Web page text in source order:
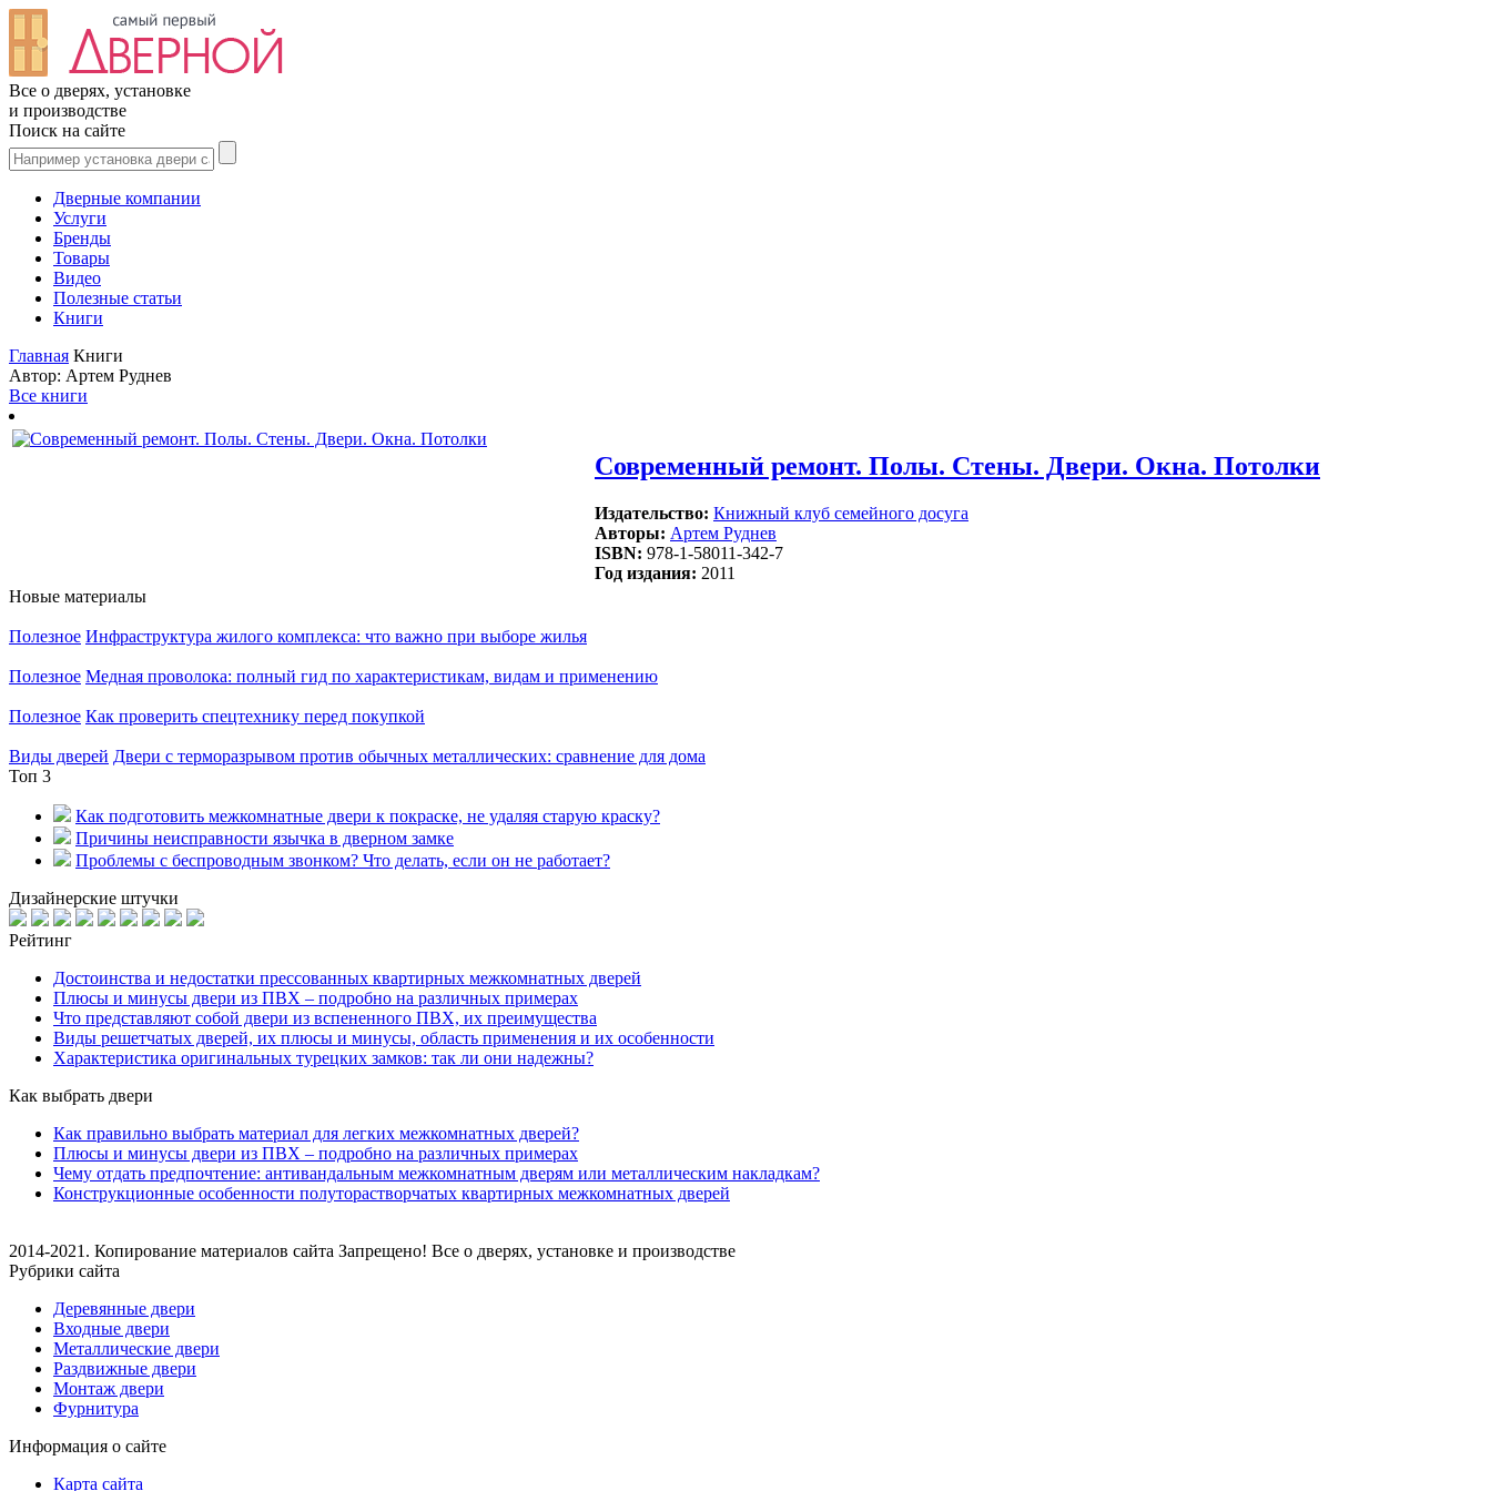
Все о дверях, установке
и производстве
Поиск на сайте
Дверные компании
Услуги
Бренды
Товары
Видео
Полезные статьи
Книги
Главная Книги
Автор: Артем Руднев
Все книги
Современный ремонт. Полы. Стены. Двери. Окна. Потолки
Издательство: Книжный клуб семейного досуга
Авторы: Артем Руднев
ISBN: 978-1-58011-342-7
Год издания: 2011
Новые материалы
Полезное Инфраструктура жилого комплекса: что важно при выборе жилья
Полезное Медная проволока: полный гид по характеристикам, видам и применению
Полезное Как проверить спецтехнику перед покупкой
Виды дверей Двери с терморазрывом против обычных металлических: сравнение для дома
Топ 3
Как подготовить межкомнатные двери к покраске, не удаляя старую краску?
Причины неисправности язычка в дверном замке
Проблемы с беспроводным звонком? Что делать, если он не работает?
Дизайнерские штучки
Рейтинг
Достоинства и недостатки прессованных квартирных межкомнатных дверей
Плюсы и минусы двери из ПВХ – подробно на различных примерах
Что представляют собой двери из вспененного ПВХ, их преимущества
Виды решетчатых дверей, их плюсы и минусы, область применения и их особенности
Характеристика оригинальных турецких замков: так ли они надежны?
Как выбрать двери
Как правильно выбрать материал для легких межкомнатных дверей?
Плюсы и минусы двери из ПВХ – подробно на различных примерах
Чему отдать предпочтение: антивандальным межкомнатным дверям или металлическим накладкам?
Конструкционные особенности полуторастворчатых квартирных межкомнатных дверей
2014-2021. Копирование материалов сайта Запрещено! Все о дверях, установке и производстве
Рубрики сайта
Деревянные двери
Входные двери
Металлические двери
Раздвижные двери
Монтаж двери
Фурнитура
Информация о сайте
Карта сайта